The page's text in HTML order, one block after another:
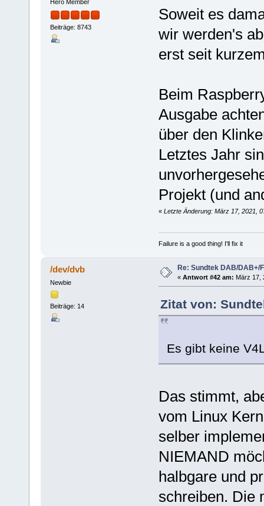
Hero Member
Beiträge: 8743
Soweit es
wir werden's
erst seit
Beim
Ausgabe
über den
Letztes Jahr
Projekt (und
« Letzte Änderung: März 17, 2021,
Failure is a good thing! I'll fix it
/dev/dvb
Newbie
Beiträge: 14
Re: Sundtek DAB/DAB+/
« Antwort #42 am: März 17,
Zitat von:
Es gibt keine
Das stimmt,
vom Linux
selber
NIEMAND
halbgare und
schreiben. Die